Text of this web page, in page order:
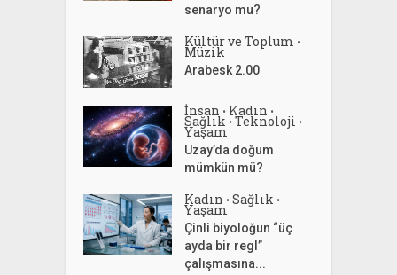
senaryo mu?
Kültür ve Toplum •
Müzik
Arabesk 2.00
İnsan • Kadın •
Sağlık • Teknoloji •
Yaşam
Uzay’da doğum
mümkün mü?
Kadın • Sağlık •
Yaşam
Çinli biyoloğun “üç
ayda bir regl”
çalışmasına...